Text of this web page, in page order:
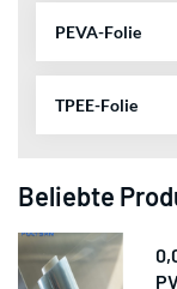
PEVA-Folie
TPEE-Folie
Beliebte